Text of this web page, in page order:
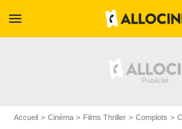
menu
Accueil Cinéma Films Thriller Complots